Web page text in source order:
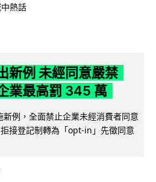
熱話
新例 未經同意嚴禁
業最高罰 345 萬
例，全面禁止企業未經消費者同意
接登記制轉為「opt-in」先徵同意